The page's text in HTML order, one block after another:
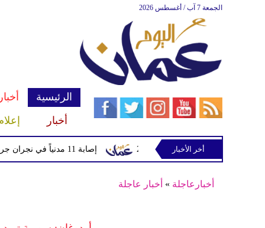
الجمعة 7 آب / أغسطس 2026
الرئيسية
أخبار
إصابة 11 مدنياً في نجران جراء اعتداءات حوثية بالمقذوفات من لايبزيغ حتى 2033
أخر الأخبار
أخبارعاجلة » أخبار عاجلة